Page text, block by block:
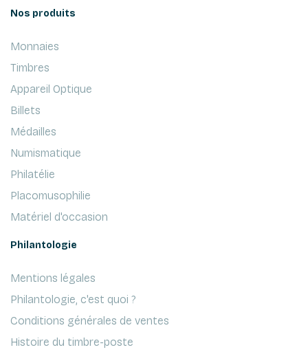
Nos produits
Monnaies
Timbres
Appareil Optique
Billets
Médailles
Numismatique
Philatélie
Placomusophilie
Matériel d'occasion
Philantologie
Mentions légales
Philantologie, c'est quoi ?
Conditions générales de ventes
Histoire du timbre-poste